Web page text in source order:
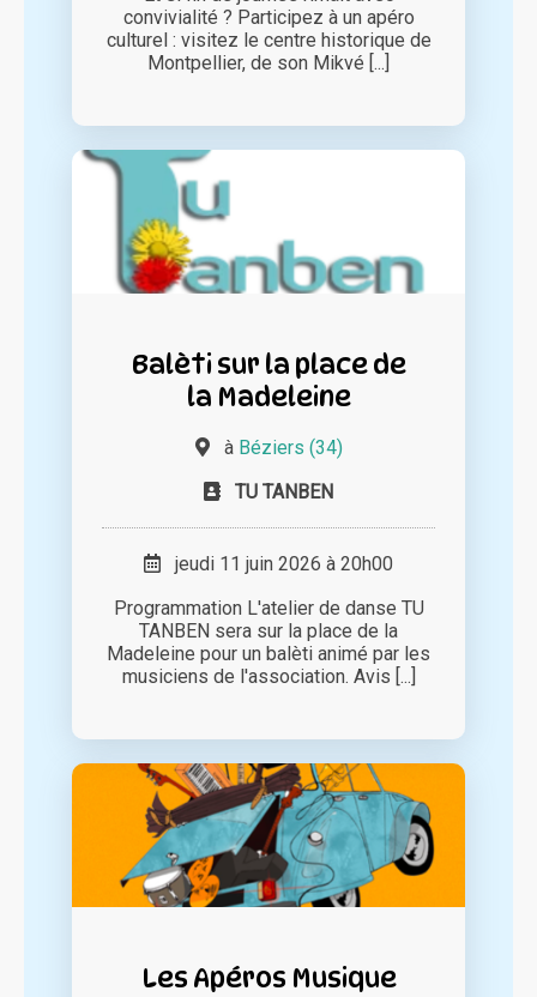
convivialité ? Participez à un apéro
culturel : visitez le centre historique de
Montpellier, de son Mikvé [...]
Balèti sur la place de
la Madeleine
à Béziers (34)
TU TANBEN
jeudi 11 juin 2026 à 20h00
Programmation L'atelier de danse TU
TANBEN sera sur la place de la
Madeleine pour un balèti animé par les
musiciens de l'association. Avis [...]
Les Apéros Musique